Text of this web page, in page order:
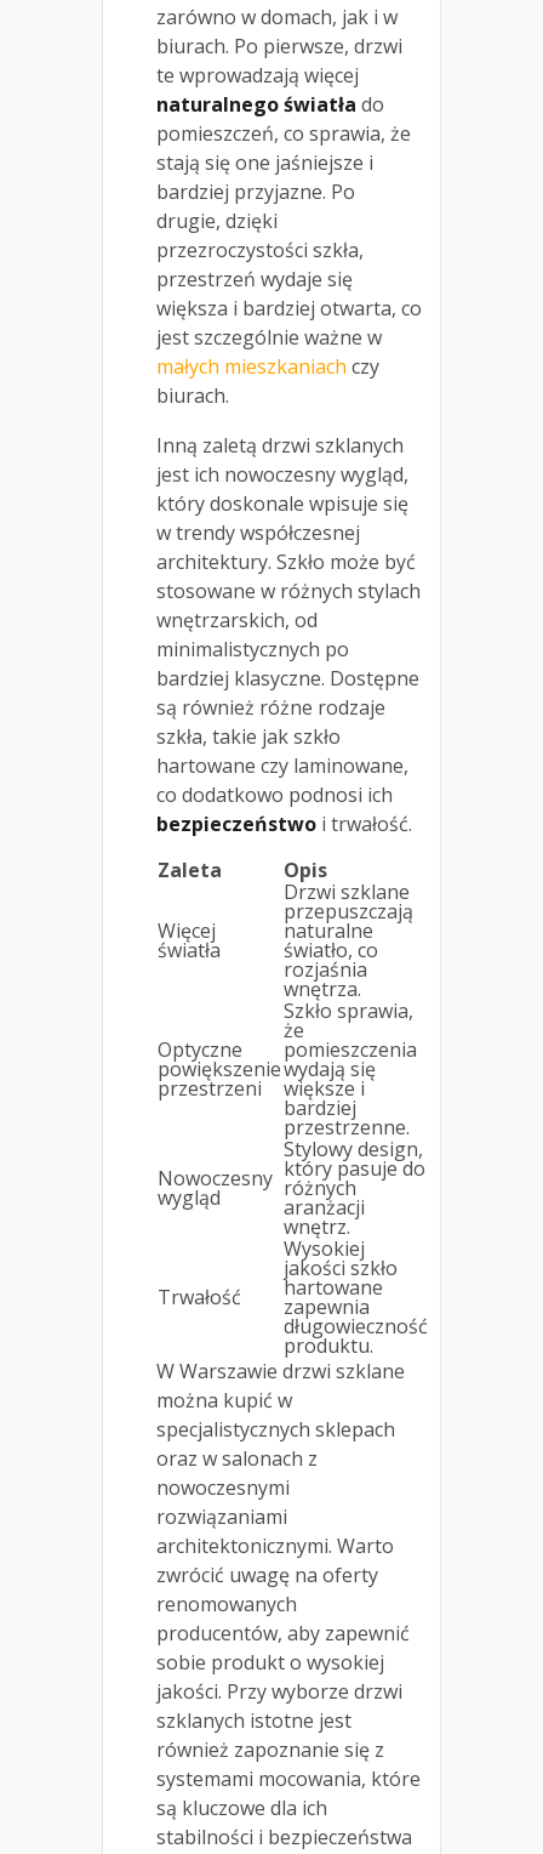
zarówno w domach, jak i w
biurach. Po pierwsze, drzwi
te wprowadzają więcej
naturalnego światła do
pomieszczeń, co sprawia, że
stają się one jaśniejsze i
bardziej przyjazne. Po
drugie, dzięki
przezroczystości szkła,
przestrzeń wydaje się
większa i bardziej otwarta, co
jest szczególnie ważne w
małych mieszkaniach czy
biurach.
Inną zaletą drzwi szklanych
jest ich nowoczesny wygląd,
który doskonale wpisuje się
w trendy współczesnej
architektury. Szkło może być
stosowane w różnych stylach
wnętrzarskich, od
minimalistycznych po
bardziej klasyczne. Dostępne
są również różne rodzaje
szkła, takie jak szkło
hartowane czy laminowane,
co dodatkowo podnosi ich
bezpieczeństwo i trwałość.
Zaleta
Opis
Więcej
światła
Drzwi szklane
przepuszczają
naturalne
światło, co
rozjaśnia
wnętrza.
Optyczne
powiększenie
przestrzeni
Szkło sprawia,
że
pomieszczenia
wydają się
większe i
bardziej
przestrzenne.
Nowoczesny
wygląd
Stylowy design,
który pasuje do
różnych
aranżacji
wnętrz.
Trwałość
Wysokiej
jakości szkło
hartowane
zapewnia
długowieczność
produktu.
W Warszawie drzwi szklane
można kupić w
specjalistycznych sklepach
oraz w salonach z
nowoczesnymi
rozwiązaniami
architektonicznymi. Warto
zwrócić uwagę na oferty
renomowanych
producentów, aby zapewnić
sobie produkt o wysokiej
jakości. Przy wyborze drzwi
szklanych istotne jest
również zapoznanie się z
systemami mocowania, które
są kluczowe dla ich
stabilności i bezpieczeństwa